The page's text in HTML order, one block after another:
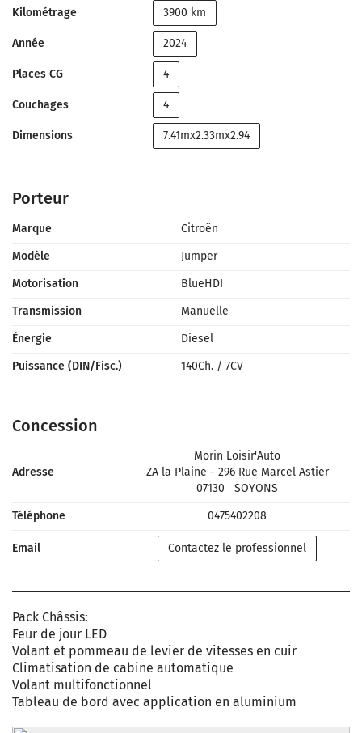
Kilométrage 3900 km
Année 2024
Places CG 4
Couchages 4
Dimensions 7.41mx2.33mx2.94
Porteur
Marque
Citroën
Modèle
Jumper
Motorisation
BlueHDI
Transmission
Manuelle
Énergie
Diesel
Puissance (DIN/Fisc.)
140Ch. / 7CV
Concession
Adresse
Morin Loisir'Auto
ZA la Plaine - 296 Rue Marcel Astier
07130
SOYONS
Téléphone
0475402208
Email Contactez le professionnel
Pack Châssis:
Feur de jour LED
Volant et pommeau de levier de vitesses en cuir
Climatisation de cabine automatique
Volant multifonctionnel
Tableau de bord avec application en aluminium